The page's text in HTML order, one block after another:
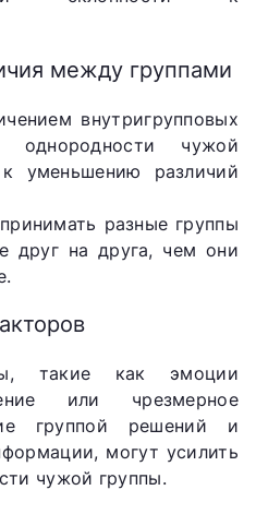
между группами
внутригрупповых
однородности чужой
уменьшению различий
разные группы
друг на друга, чем они
такие как эмоции
или чрезмерное
группой решений и
могут усилить
чужой группы.